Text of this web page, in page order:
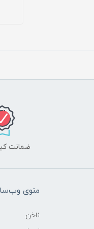
ضمانت
منوی
ناخن